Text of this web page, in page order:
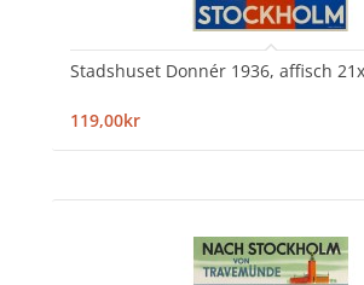
Stadshuset Donnér 1936, affisch
119,00kr